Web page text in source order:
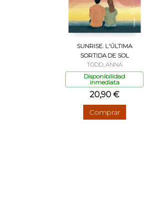
SUNRISE. L'ÚLTIMA
SORTIDA DE SOL
TODD, ANNA
Disponibilidad
inmediata
20,90 €
Comprar